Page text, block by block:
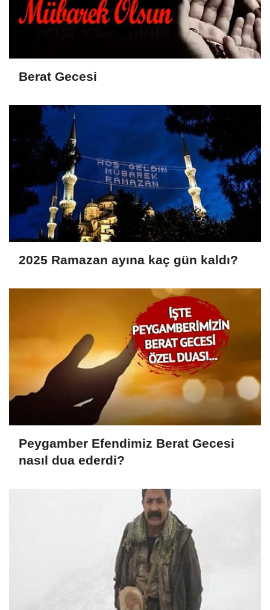
Berat Gecesi
2025 Ramazan ayına kaç gün kaldı?
Peygamber Efendimiz Berat Gecesi
nasıl dua ederdi?